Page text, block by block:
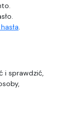
i sprawdzić,